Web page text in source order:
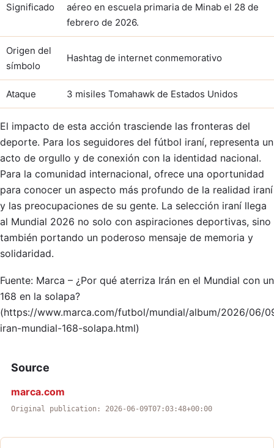
Significado
aéreo en escuela primaria de Minab el 28 de
febrero de 2026.
Origen del
símbolo
Hashtag de internet conmemorativo
Ataque 3 misiles Tomahawk de Estados Unidos
El impacto de esta acción trasciende las fronteras del
deporte. Para los seguidores del fútbol iraní, representa un
acto de orgullo y de conexión con la identidad nacional.
Para la comunidad internacional, ofrece una oportunidad
para conocer un aspecto más profundo de la realidad iraní
y las preocupaciones de su gente. La selección iraní llega
al Mundial 2026 no solo con aspiraciones deportivas, sino
también portando un poderoso mensaje de memoria y
solidaridad.
Fuente: Marca – ¿Por qué aterriza Irán en el Mundial con un
168 en la solapa?
(https://www.marca.com/futbol/mundial/album/2026/06/
iran-mundial-168-solapa.html)
Source
marca.com
Original publication: 2026-06-09T07:03:48+00:00